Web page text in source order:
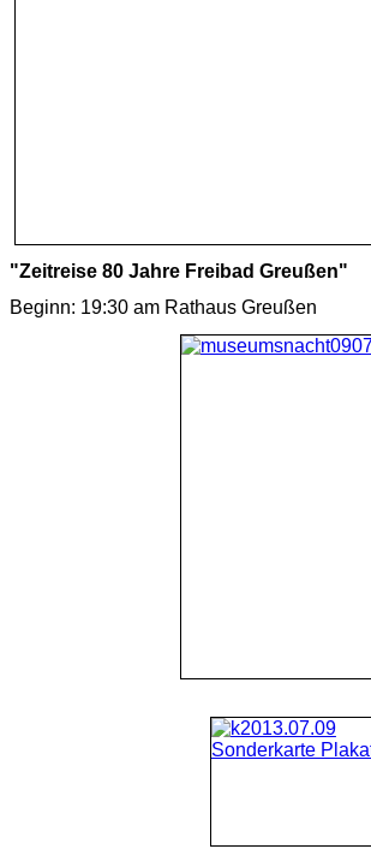
"Zeitreise 80 Jahre Freibad Greußen"
Beginn: 19:30 am Rathaus Greußen